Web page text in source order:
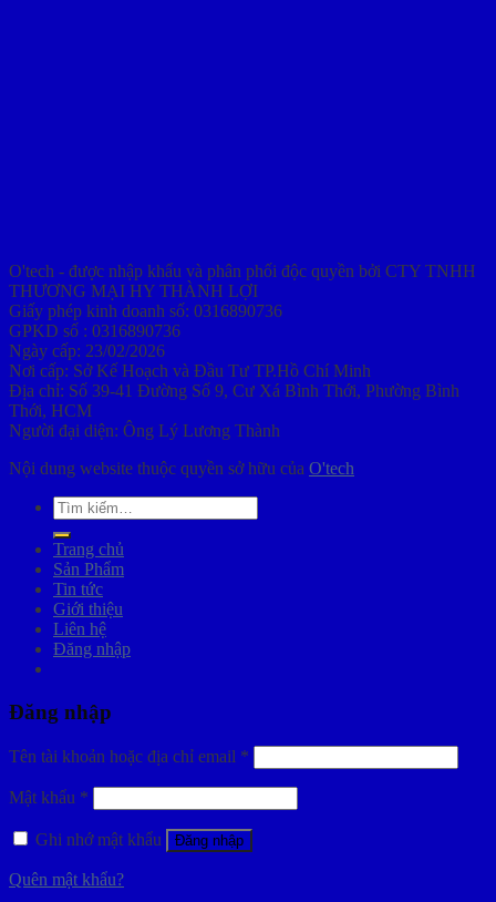
O'tech - được nhập khẩu và phân phối độc quyền bởi CTY TNHH
THƯƠNG MẠI HY THÀNH LỢI
Giấy phép kinh doanh số: 0316890736
GPKD số : 0316890736
Ngày cấp: 23/02/2026
Nơi cấp: Sở Kế Hoạch và Đầu Tư TP.Hồ Chí Minh
Địa chỉ: Số 39-41 Đường Số 9, Cư Xá Bình Thới, Phường Bình
Thới, HCM
Người đại diện: Ông Lý Lương Thành
Nội dung website thuộc quyền sở hữu của O'tech
Tìm
kiếm:
Trang chủ
Sản Phẩm
Tin tức
Giới thiệu
Liên hệ
Đăng nhập
Đăng nhập
Tên tài khoản hoặc địa chỉ email *
Mật khẩu *
Ghi nhớ mật khẩu Đăng nhập
Quên mật khẩu?